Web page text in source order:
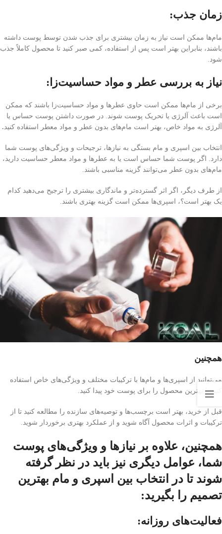
زمان جذب:
مام‌ها ممکن است نیاز به زمان بیشتری برای جذب شدن توسط پوست داشته
باشند، بنابراین بهتر است پس از استفاده، کمی صبر کنید تا محصول کاملاً جذب
شود.
نیاز به بررسی عطر و مواد حساسیت‌زا:
برخی از مام‌ها ممکن است حاوی عطرها و مواد حساسیت‌زا باشند که ممکن
است باعث آلرژی یا تحریک پوست شوند. در صورت داشتن پوست حساس یا
آلرژی به مواد خاص، بهتر است مام‌های بدون عطر و مواد معطر استفاده کنید.
انتخاب بین اسپری و مام بستگی به نیازها، ترجیحات و ویژگی‌های پوست شما
دارد. اگر پوست شما حساس است یا به عطرها و مواد معطر حساسیت دارید،
مام‌های بدون عطر می‌توانند گزینه مناسبی باشند.
از طرف دیگر، اگر اثر گسترده‌تر و ماندگاری بیشتری را ترجیح می‌دهید کدام
یک بهتر است؟، اسپری‌ها ممکن است گزینه بهتری باشند.
همچنین
می‌توانید از اسپری‌ها و مام‌ها با ترکیبات مختلف و ویژگی‌های خاص استفاده
کنید تا بهترین محصول را برای پوست خود پیدا کنید.
قبل از خرید، بهتر است برچسب‌ها و توصیه‌های سازنده را مطالعه کنید تا از
ترکیبات و اثرات محصول آگاه شوید و از عملکرد بهتری برخوردار شوید.
همچنین، علاوه بر نیازها و ویژگی‌های پوست
شما، عوامل دیگری نیز باید در نظر گرفته
شوند تا در انتخاب بین اسپری و مام بهترین
تصمیم را بگیرید:
فعالیت‌های روزانه: